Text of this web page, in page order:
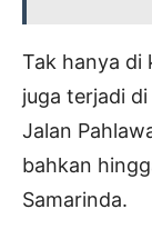
Tak hanya di
juga terjadi
Jalan
bahkan
Samarinda.